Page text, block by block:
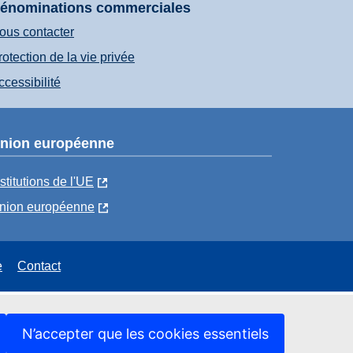
N’accepter que les cookies essentiels
commerciales
contacter
de la vie privée
européenne
de l'UE
européenne
Contact